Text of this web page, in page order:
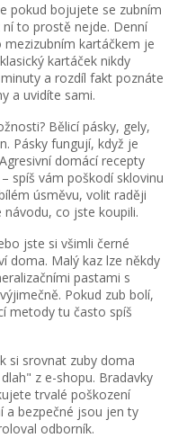
pokud bojujete se zubním
to prostě nejde. Denní
kartáčkem je
kartáček nikdy
a rozdíl fakt poznáte
a uvidíte sami.
Bělicí pásky, gely,
Pásky fungují, když je
domácí recepty
spíš vám poškodí sklovinu
úsměvu, volit raději
co jste koupili.
jste si všimli černé
doma. Malý kaz lze někdy
pastami s
Pokud zub bolí,
metody tu často spíš
si srovnat zuby doma
z e-shopu. Bradavky
trvalé poškození
a bezpečné jsou jen ty
odborník.